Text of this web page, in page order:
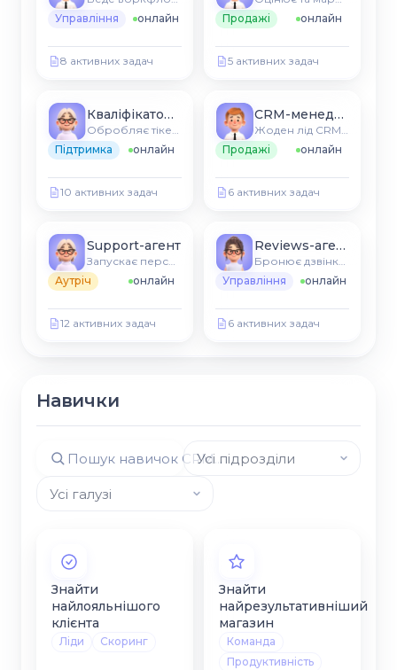
Управління
онлайн
8 активних задач
Продажі
онлайн
5 активних задач
Кваліфікатор лідів
Підтримка
онлайн
10 активних задач
CRM-менеджер
Продажі
онлайн
6 активних задач
Support-агент
Аутріч
онлайн
12 активних задач
Reviews-агент
Управління
онлайн
6 активних задач
Навички
Знайти
найлояльнішого
клієнта
Ліди Скоринг
Знайти
найрезультативніший
магазин
Команда
Продуктивність